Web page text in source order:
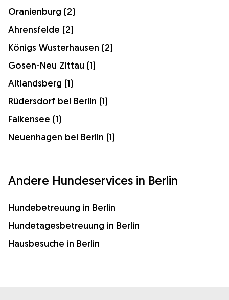
Oranienburg (2)
Ahrensfelde (2)
Königs Wusterhausen (2)
Gosen-Neu Zittau (1)
Altlandsberg (1)
Rüdersdorf bei Berlin (1)
Falkensee (1)
Neuenhagen bei Berlin (1)
Andere Hundeservices in Berlin
Hundebetreuung in Berlin
Hundetagesbetreuung in Berlin
Hausbesuche in Berlin